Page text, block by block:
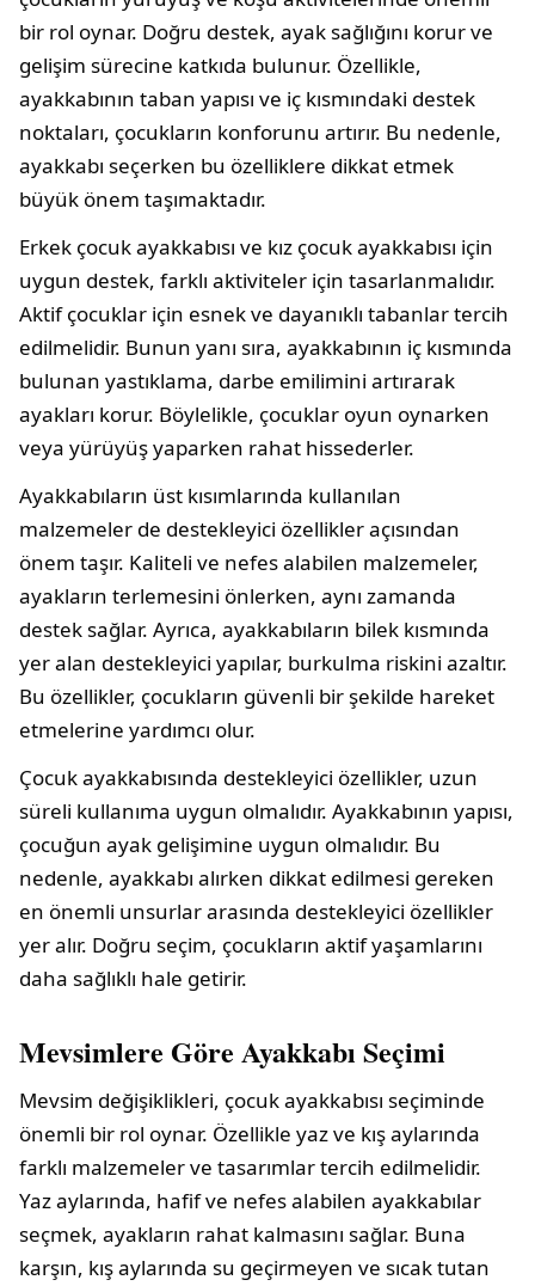
bir rol oynar. Doğru destek, ayak sağlığını korur ve
gelişim sürecine katkıda bulunur. Özellikle,
ayakkabının taban yapısı ve iç kısmındaki destek
noktaları, çocukların konforunu artırır. Bu nedenle,
ayakkabı seçerken bu özelliklere dikkat etmek
büyük önem taşımaktadır.
Erkek çocuk ayakkabısı ve kız çocuk ayakkabısı için
uygun destek, farklı aktiviteler için tasarlanmalıdır.
Aktif çocuklar için esnek ve dayanıklı tabanlar tercih
edilmelidir. Bunun yanı sıra, ayakkabının iç kısmında
bulunan yastıklama, darbe emilimini artırarak
ayakları korur. Böylelikle, çocuklar oyun oynarken
veya yürüyüş yaparken rahat hissederler.
Ayakkabıların üst kısımlarında kullanılan
malzemeler de destekleyici özellikler açısından
önem taşır. Kaliteli ve nefes alabilen malzemeler,
ayakların terlemesini önlerken, aynı zamanda
destek sağlar. Ayrıca, ayakkabıların bilek kısmında
yer alan destekleyici yapılar, burkulma riskini azaltır.
Bu özellikler, çocukların güvenli bir şekilde hareket
etmelerine yardımcı olur.
Çocuk ayakkabısında destekleyici özellikler, uzun
süreli kullanıma uygun olmalıdır. Ayakkabının yapısı,
çocuğun ayak gelişimine uygun olmalıdır. Bu
nedenle, ayakkabı alırken dikkat edilmesi gereken
en önemli unsurlar arasında destekleyici özellikler
yer alır. Doğru seçim, çocukların aktif yaşamlarını
daha sağlıklı hale getirir.
Mevsimlere Göre Ayakkabı Seçimi
Mevsim değişiklikleri, çocuk ayakkabısı seçiminde
önemli bir rol oynar. Özellikle yaz ve kış aylarında
farklı malzemeler ve tasarımlar tercih edilmelidir.
Yaz aylarında, hafif ve nefes alabilen ayakkabılar
seçmek, ayakların rahat kalmasını sağlar. Buna
karşın, kış aylarında su geçirmeyen ve sıcak tutan